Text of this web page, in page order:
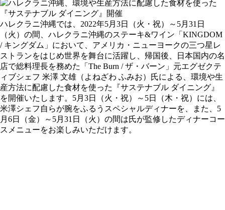
ハレクラニ沖縄では、2022年5月3日（火・祝）～5月31日
（火）の間、ハレクラニ沖縄のステーキ&ワイン「KINGDOM
/ キングダム」において、アメリカ・ニューヨークの三つ星レ
ストランをはじめ世界を舞台に活躍し、帰国後、日本国内の名
店で総料理長を務めた「The Burn / ザ・バーン」元エグゼクテ
ィブシェフ 米澤 文雄（よねざわ ふみお）氏による、環境や生
産方法に配慮した食材を使った『サステナブル ダイニング』
を開催いたします。5月3日（火・祝）～5日（木・祝）には、
米澤シェフ自らが腕をふるうスペシャルディナーを、また、5
月6日（金）～5月31日（火）の間は氏が監修したディナーコー
スメニューをお楽しみいただけます。